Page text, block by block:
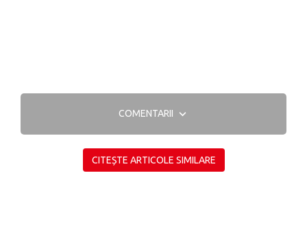
COMENTARII
CITEȘTE ARTICOLE SIMILARE